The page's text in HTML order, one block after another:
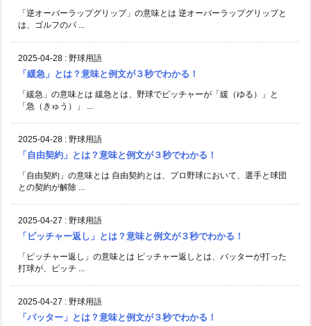
「逆オーバーラップグリップ」の意味とは 逆オーバーラップグリップと
は、ゴルフのパ ...
2025-04-28 : 野球用語
「緩急」とは？意味と例文が３秒でわかる！
「緩急」の意味とは 緩急とは、野球でピッチャーが「緩（ゆる）」と
「急（きゅう）」 ...
2025-04-28 : 野球用語
「自由契約」とは？意味と例文が３秒でわかる！
「自由契約」の意味とは 自由契約とは、プロ野球において、選手と球団
との契約が解除 ...
2025-04-27 : 野球用語
「ピッチャー返し」とは？意味と例文が３秒でわかる！
「ピッチャー返し」の意味とは ピッチャー返しとは、バッターが打った
打球が、ピッチ ...
2025-04-27 : 野球用語
「バッター」とは？意味と例文が３秒でわかる！